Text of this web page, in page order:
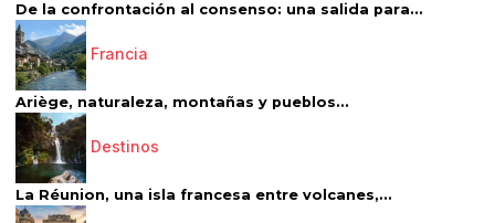
De la confrontación al consenso: una salida para...
Francia
Ariège, naturaleza, montañas y pueblos...
Destinos
La Réunion, una isla francesa entre volcanes,...